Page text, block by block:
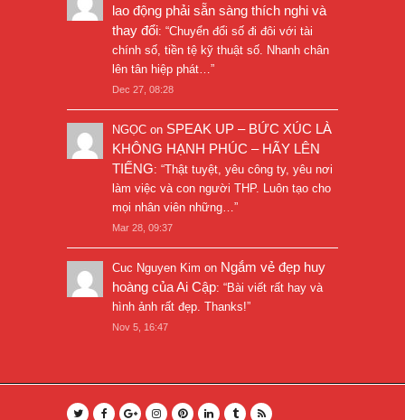
lao động phải sẵn sàng thích nghi và
thay đổi: “Chuyển đổi số đi đôi với tài
chính số, tiền tệ kỹ thuật số. Nhanh chân
lên tân hiệp phát… ”
Dec 27, 08:28
NGỌC on SPEAK UP – BỨC XÚC LÀ
KHÔNG HẠNH PHÚC – HÃY LÊN
TIẾNG: “Thật tuyệt, yêu công ty, yêu nơi
làm việc và con người THP. Luôn tạo cho
mọi nhân viên những… ”
Mar 28, 09:37
Cuc Nguyen Kim on Ngắm vẻ đẹp huy
hoàng của Ai Cập: “Bài viết rất hay và
hình ảnh rất đẹp. Thanks!”
Nov 5, 16:47